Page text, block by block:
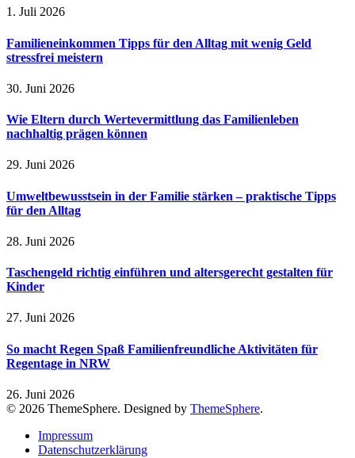
1. Juli 2026
Familieneinkommen Tipps für den Alltag mit wenig Geld
stressfrei meistern
30. Juni 2026
Wie Eltern durch Wertevermittlung das Familienleben
nachhaltig prägen können
29. Juni 2026
Umweltbewusstsein in der Familie stärken – praktische Tipps
für den Alltag
28. Juni 2026
Taschengeld richtig einführen und altersgerecht gestalten für
Kinder
27. Juni 2026
So macht Regen Spaß Familienfreundliche Aktivitäten für
Regentage in NRW
26. Juni 2026
© 2026 ThemeSphere. Designed by ThemeSphere.
Impressum
Datenschutzerklärung